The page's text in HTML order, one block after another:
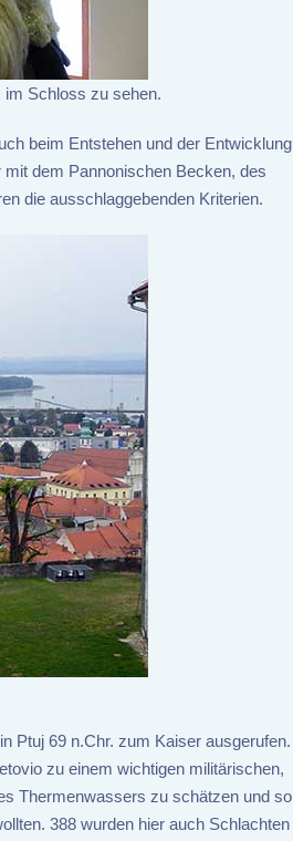
Schloss zu sehen.
beim Entstehen und der Entwicklung
dem Pannonischen Becken, des
die ausschlaggebenden Kriterien.
Ptuj 69 n.Chr. zum Kaiser ausgerufen.
zu einem wichtigen militärischen,
Thermenwassers zu schätzen und so
388 wurden hier auch Schlachten